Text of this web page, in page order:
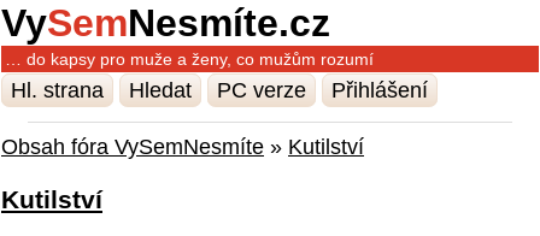
VySemNesmíte.cz
… do kapsy pro muže a ženy, co mužům rozumí
Hl. strana Hledat PC verze Přihlášení
Obsah fóra VySemNesmíte » Kutilství
Kutilství